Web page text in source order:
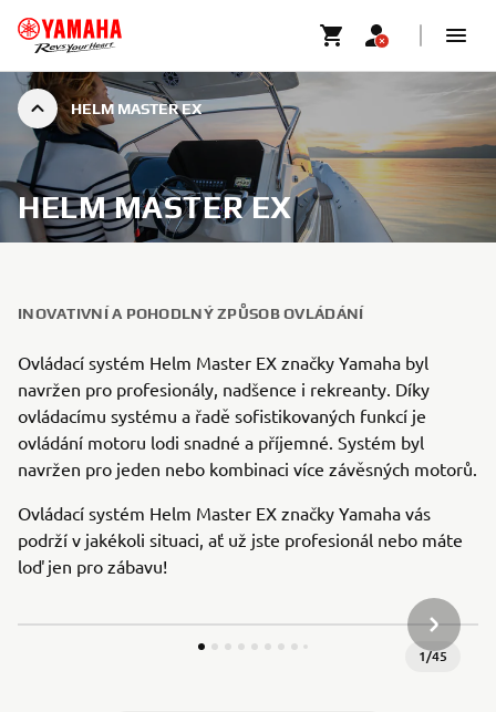
HELM MASTER EX
HELM MASTER EX
INOVATIVNÍ A POHODLNÝ ZPŮSOB OVLÁDÁNÍ
Ovládací systém Helm Master EX značky Yamaha byl
navržen pro profesionály, nadšence i rekreanty. Díky
ovládacímu systému a řadě sofistikovaných funkcí je
ovládání motoru lodi snadné a příjemné. Systém byl
navržen pro jeden nebo kombinaci více závěsných motorů.
Ovládací systém Helm Master EX značky Yamaha vás
podrží v jakékoli situaci, ať už jste profesionál nebo máte
loď jen pro zábavu!
1/45
DALŠÍ